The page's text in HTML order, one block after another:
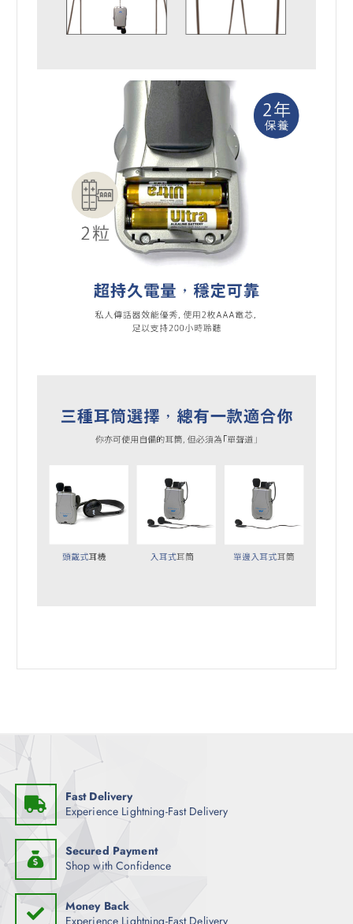
Fast Delivery
Experience Lightning-Fast Delivery
Secured Payment
Shop with Confidence
Money Back
Experience Lightning-Fast Delivery